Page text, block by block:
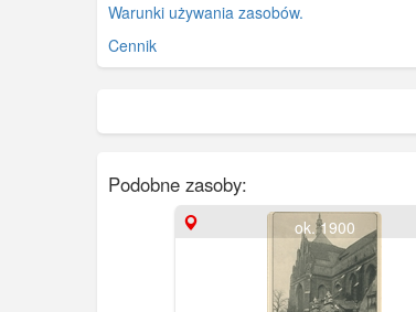
Warunki używania zasobów.
Cennik
Podobne zasoby:
ok. 1900